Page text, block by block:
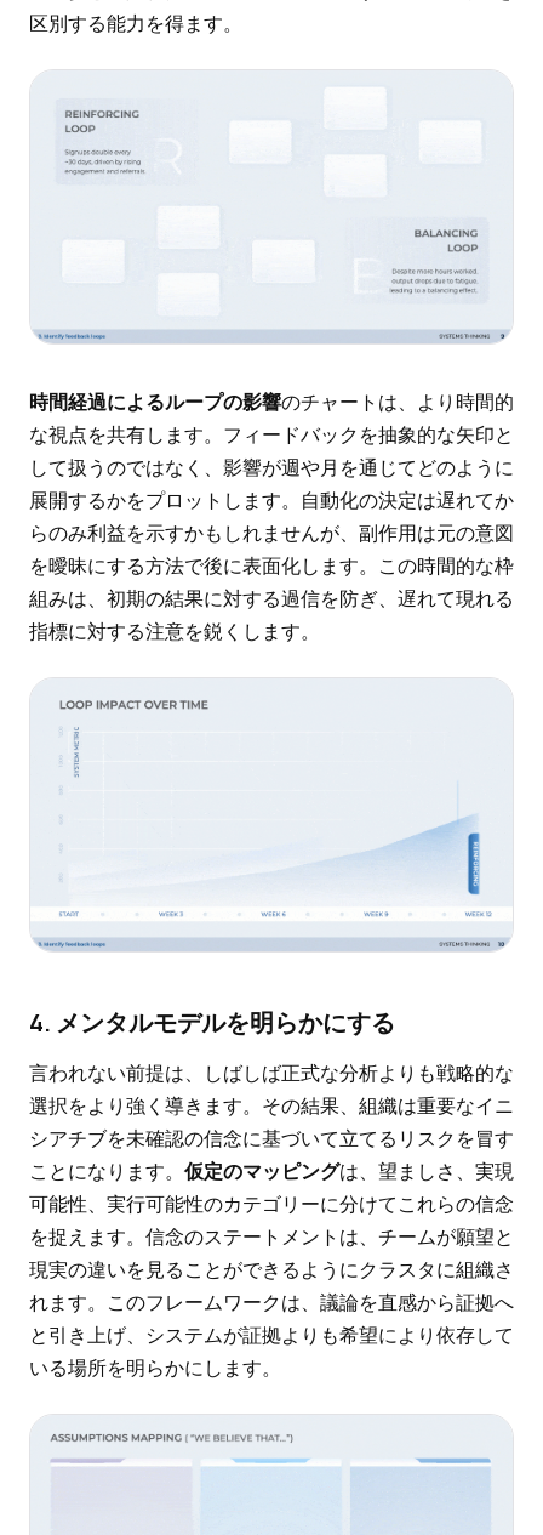
区別する能力を得ます。
時間経過によるループの影響のチャートは、より時間的
な視点を共有します。フィードバックを抽象的な矢印と
して扱うのではなく、影響が週や月を通じてどのように
展開するかをプロットします。自動化の決定は遅れてか
らのみ利益を示すかもしれませんが、副作用は元の意図
を曖昧にする方法で後に表面化します。この時間的な枠
組みは、初期の結果に対する過信を防ぎ、遅れて現れる
指標に対する注意を鋭くします。
4. メンタルモデルを明らかにする
言われない前提は、しばしば正式な分析よりも戦略的な
選択をより強く導きます。その結果、組織は重要なイニ
シアチブを未確認の信念に基づいて立てるリスクを冒す
ことになります。 仮定のマッピングは、望ましさ、実現
可能性、実行可能性のカテゴリーに分けてこれらの信念
を捉えます。信念のステートメントは、チームが願望と
現実の違いを見ることができるようにクラスタに組織さ
れます。このフレームワークは、議論を直感から証拠へ
と引き上げ、システムが証拠よりも希望により依存して
いる場所を明らかにします。